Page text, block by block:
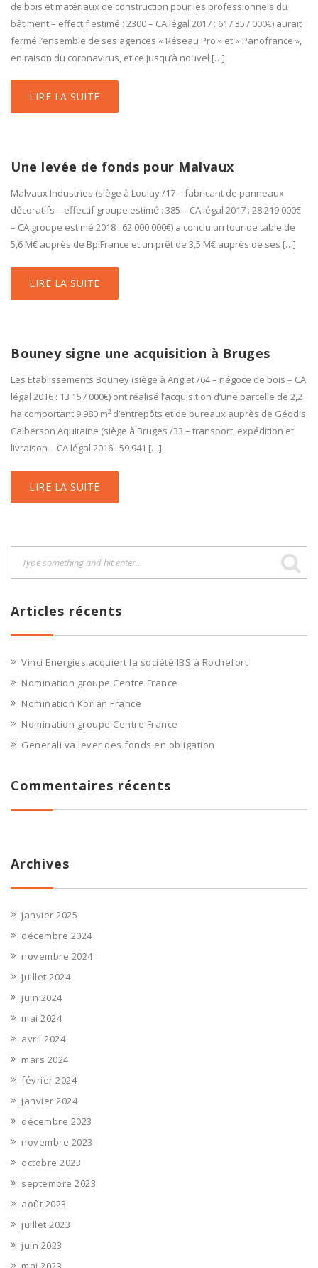
de bois et matériaux de construction pour les professionnels du
bâtiment – effectif estimé : 2300 – CA légal 2017 : 617 357 000€) aurait
fermé l’ensemble de ses agences « Réseau Pro » et « Panofrance »,
en raison du coronavirus, et ce jusqu’à nouvel […]
LIRE LA SUITE
Une levée de fonds pour Malvaux
Malvaux Industries (siège à Loulay /17 – fabricant de panneaux
décoratifs – effectif groupe estimé : 385 – CA légal 2017 : 28 219 000€
– CA groupe estimé 2018 : 62 000 000€) a conclu un tour de table de
5,6 M€ auprès de BpiFrance et un prêt de 3,5 M€ auprès de ses […]
LIRE LA SUITE
Bouney signe une acquisition à Bruges
Les Etablissements Bouney (siège à Anglet /64 – négoce de bois – CA
légal 2016 : 13 157 000€) ont réalisé l’acquisition d’une parcelle de 2,2
ha comportant 9 980 m² d’entrepôts et de bureaux auprès de Géodis
Calberson Aquitaine (siège à Bruges /33 – transport, expédition et
livraison – CA légal 2016 : 59 941 […]
LIRE LA SUITE
Articles récents
Vinci Energies acquiert la société IBS à Rochefort
Nomination groupe Centre France
Nomination Korian France
Nomination groupe Centre France
Generali va lever des fonds en obligation
Commentaires récents
Archives
janvier 2025
décembre 2024
novembre 2024
juillet 2024
juin 2024
mai 2024
avril 2024
mars 2024
février 2024
janvier 2024
décembre 2023
novembre 2023
octobre 2023
septembre 2023
août 2023
juillet 2023
juin 2023